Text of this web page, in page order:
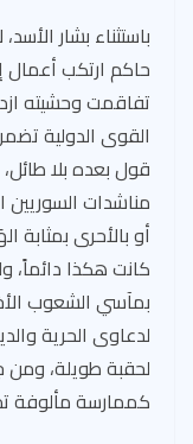
باستثناء بشار
حاكم ارتكب أعمال
تفاقمت وحشيته
القوى الدولية
قول بعده بلا
مناشدات السوريين
أو بالأحرى بمثابة
كانت هكذا دائماً،
بمآسي الشعوب
لدعاوى الحرية
لحقبة طويلة،
كممارسة مألوفة